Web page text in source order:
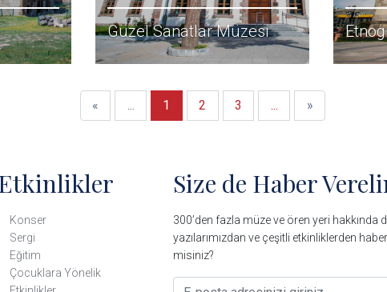
Güzel Sanatlar Müzesi
«İlk ... Önceki
1 2 3 ...Sonraki
»Son
Konser
Sergi
Eğitim
Çocuklara Yönelik
Size de Haber
300’den fazla müze ve ören yeri hakkında
yazılarımızdan ve çeşitli etkinliklerden
misiniz?